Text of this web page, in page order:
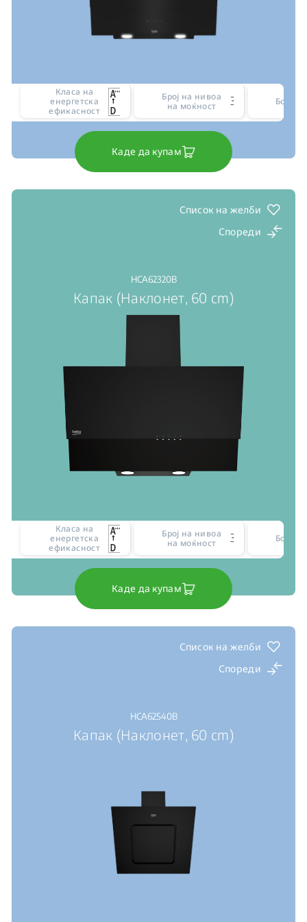
Класа на
енергетска
ефикасност
Број на нивоа
на моќност
Боја
Каде да купам
Список на желби
Спореди
HCA62320B
Капак (Наклонет, 60 cm)
Класа на
енергетска
ефикасност
Број на нивоа
на моќност
Боја
Каде да купам
Список на желби
Спореди
HCA62540B
Капак (Наклонет, 60 cm)